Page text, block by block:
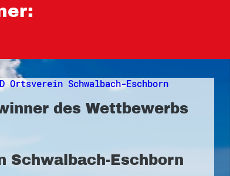
des Wettbewerbs
Schwalbach-Eschborn